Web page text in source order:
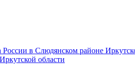
в Слюдянском районе
области